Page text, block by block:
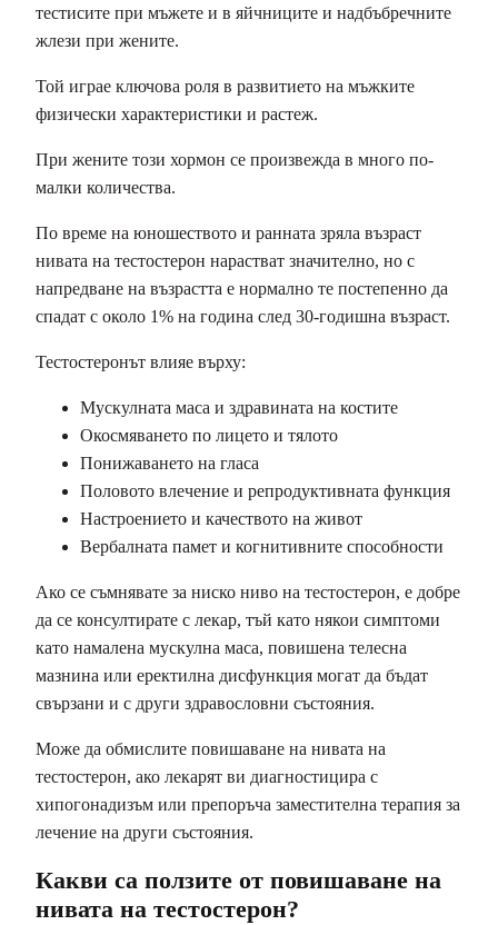
тестисите при мъжете и в яйчниците и надбъбречните
жлези при жените.
Той играе ключова роля в развитието на мъжките
физически характеристики и растеж.
При жените този хормон се произвежда в много по-
малки количества.
По време на юношеството и ранната зряла възраст
нивата на тестостерон нарастват значително, но с
напредване на възрастта е нормално те постепенно да
спадат с около 1% на година след 30-годишна възраст.
Тестостеронът влияе върху:
Мускулната маса и здравината на костите
Окосмяването по лицето и тялото
Понижаването на гласа
Половото влечение и репродуктивната функция
Настроението и качеството на живот
Вербалната памет и когнитивните способности
Ако се съмнявате за ниско ниво на тестостерон, е добре
да се консултирате с лекар, тъй като някои симптоми
като намалена мускулна маса, повишена телесна
мазнина или еректилна дисфункция могат да бъдат
свързани и с други здравословни състояния.
Може да обмислите повишаване на нивата на
тестостерон, ако лекарят ви диагностицира с
хипогонадизъм или препоръча заместителна терапия за
лечение на други състояния.
Какви са ползите от повишаване на
нивата на тестостерон?